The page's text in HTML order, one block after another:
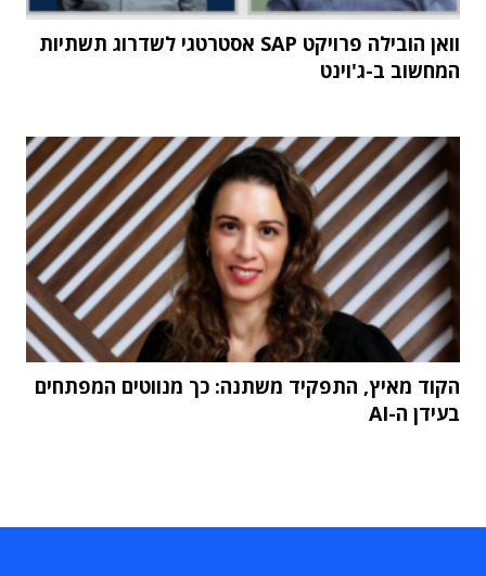
וואן הובילה פרויקט SAP אסטרטגי לשדרוג תשתיות
המחשוב ב-ג'וינט
הקוד מאיץ, התפקיד משתנה: כך מנווטים המפתחים
בעידן ה-AI